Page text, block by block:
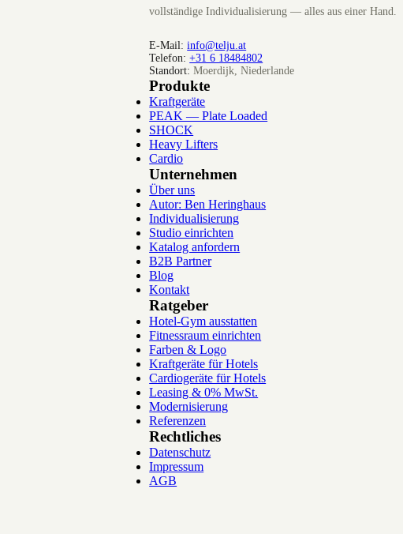
vollständige Individualisierung — alles aus einer Hand.
E-Mail: info@telju.at
Telefon: +31 6 18484802
Standort: Moerdijk, Niederlande
Produkte
Kraftgeräte
PEAK — Plate Loaded
SHOCK
Heavy Lifters
Cardio
Unternehmen
Über uns
Autor: Ben Heringhaus
Individualisierung
Studio einrichten
Katalog anfordern
B2B Partner
Blog
Kontakt
Ratgeber
Hotel-Gym ausstatten
Fitnessraum einrichten
Farben & Logo
Kraftgeräte für Hotels
Cardiogeräte für Hotels
Leasing & 0% MwSt.
Modernisierung
Referenzen
Rechtliches
Datenschutz
Impressum
AGB